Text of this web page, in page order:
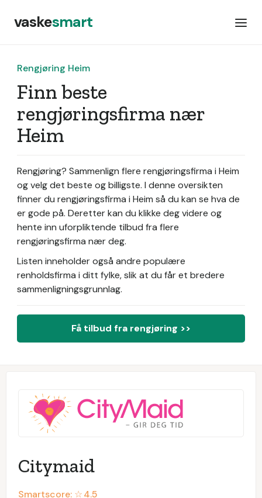
vaskesmart
Rengjøring Heim
Finn beste
rengjøringsfirma nær
Heim
Rengjøring? Sammenlign flere rengjøringsfirma i Heim
og velg det beste og billigste. I denne oversikten
finner du rengjøringsfirma i Heim så du kan se hva de
er gode på. Deretter kan du klikke deg videre og
hente inn uforpliktende tilbud fra flere
rengjøringsfirma nær deg.
Listen inneholder også andre populære
renholdsfirma i ditt fylke, slik at du får et bredere
sammenligningsgrunnlag.
Få tilbud fra rengjøring >>
Citymaid
Smartscore: ☆4.5